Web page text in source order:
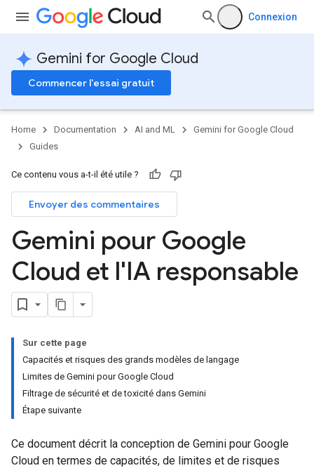
Connexion
Gemini for Google Cloud
Commencer l'essai gratuit
Home Documentation AI and ML
Gemini for Google Cloud
Guides
Ce contenu vous a-t-il été utile ?
Envoyer des commentaires
Gemini pour Google
Cloud et l'IA responsable
Sur cette page
Capacités et risques des grands modèles de langage
Limites de Gemini pour Google Cloud
Filtrage de sécurité et de toxicité dans Gemini
Étape suivante
Ce document décrit la conception de Gemini pour Google
Cloud en termes de capacités, de limites et de risques